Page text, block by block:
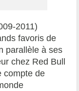
2011)
favoris de
parallèle à ses
chez Red Bull
compte de